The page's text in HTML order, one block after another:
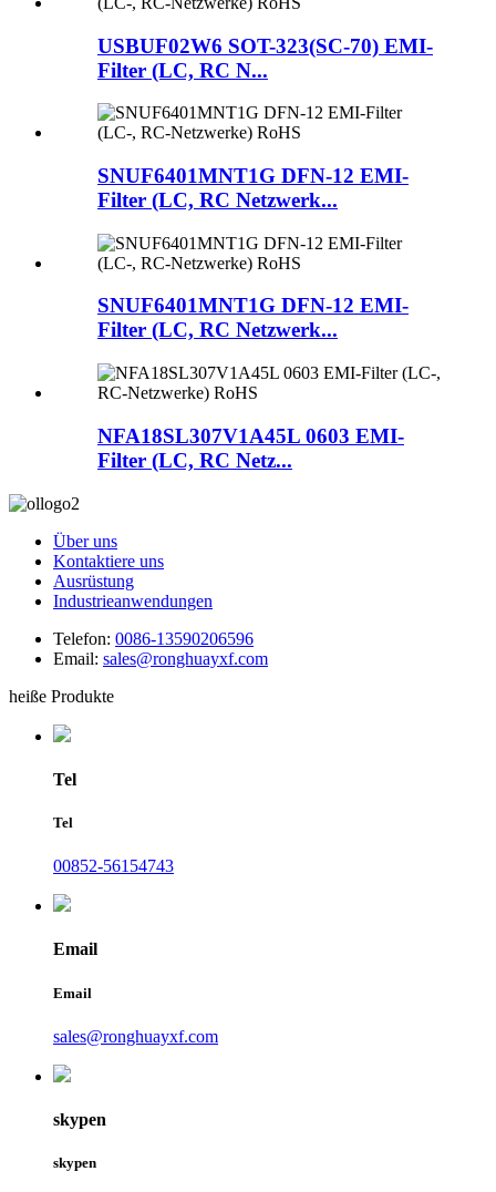
USBUF02W6 SOT-323(SC-70) EMI-
Filter (LC, RC N...
SNUF6401MNT1G DFN-12 EMI-
Filter (LC, RC Netzwerk...
SNUF6401MNT1G DFN-12 EMI-
Filter (LC, RC Netzwerk...
NFA18SL307V1A45L 0603 EMI-
Filter (LC, RC Netz...
Über uns
Kontaktiere uns
Ausrüstung
Industrieanwendungen
Telefon: 0086-13590206596
Email: sales@ronghuayxf.com
heiße Produkte
Tel
Tel
00852-56154743
Email
Email
sales@ronghuayxf.com
skypen
skypen